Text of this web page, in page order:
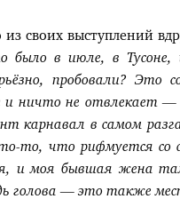
своих выступлений
было в июле, в
пробовали? Это
и ничто не отвлекает—
карнавал в самом
то, что рифмуется со
и моя бывшая жена
голова— это также